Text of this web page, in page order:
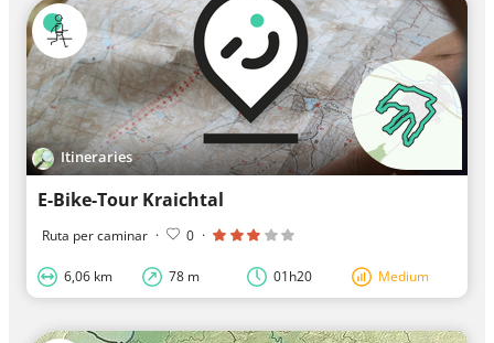
Itineraries
E-Bike-Tour Kraichtal
Ruta per caminar · 0 ·
6,06 km 78 m 01h20 Medium